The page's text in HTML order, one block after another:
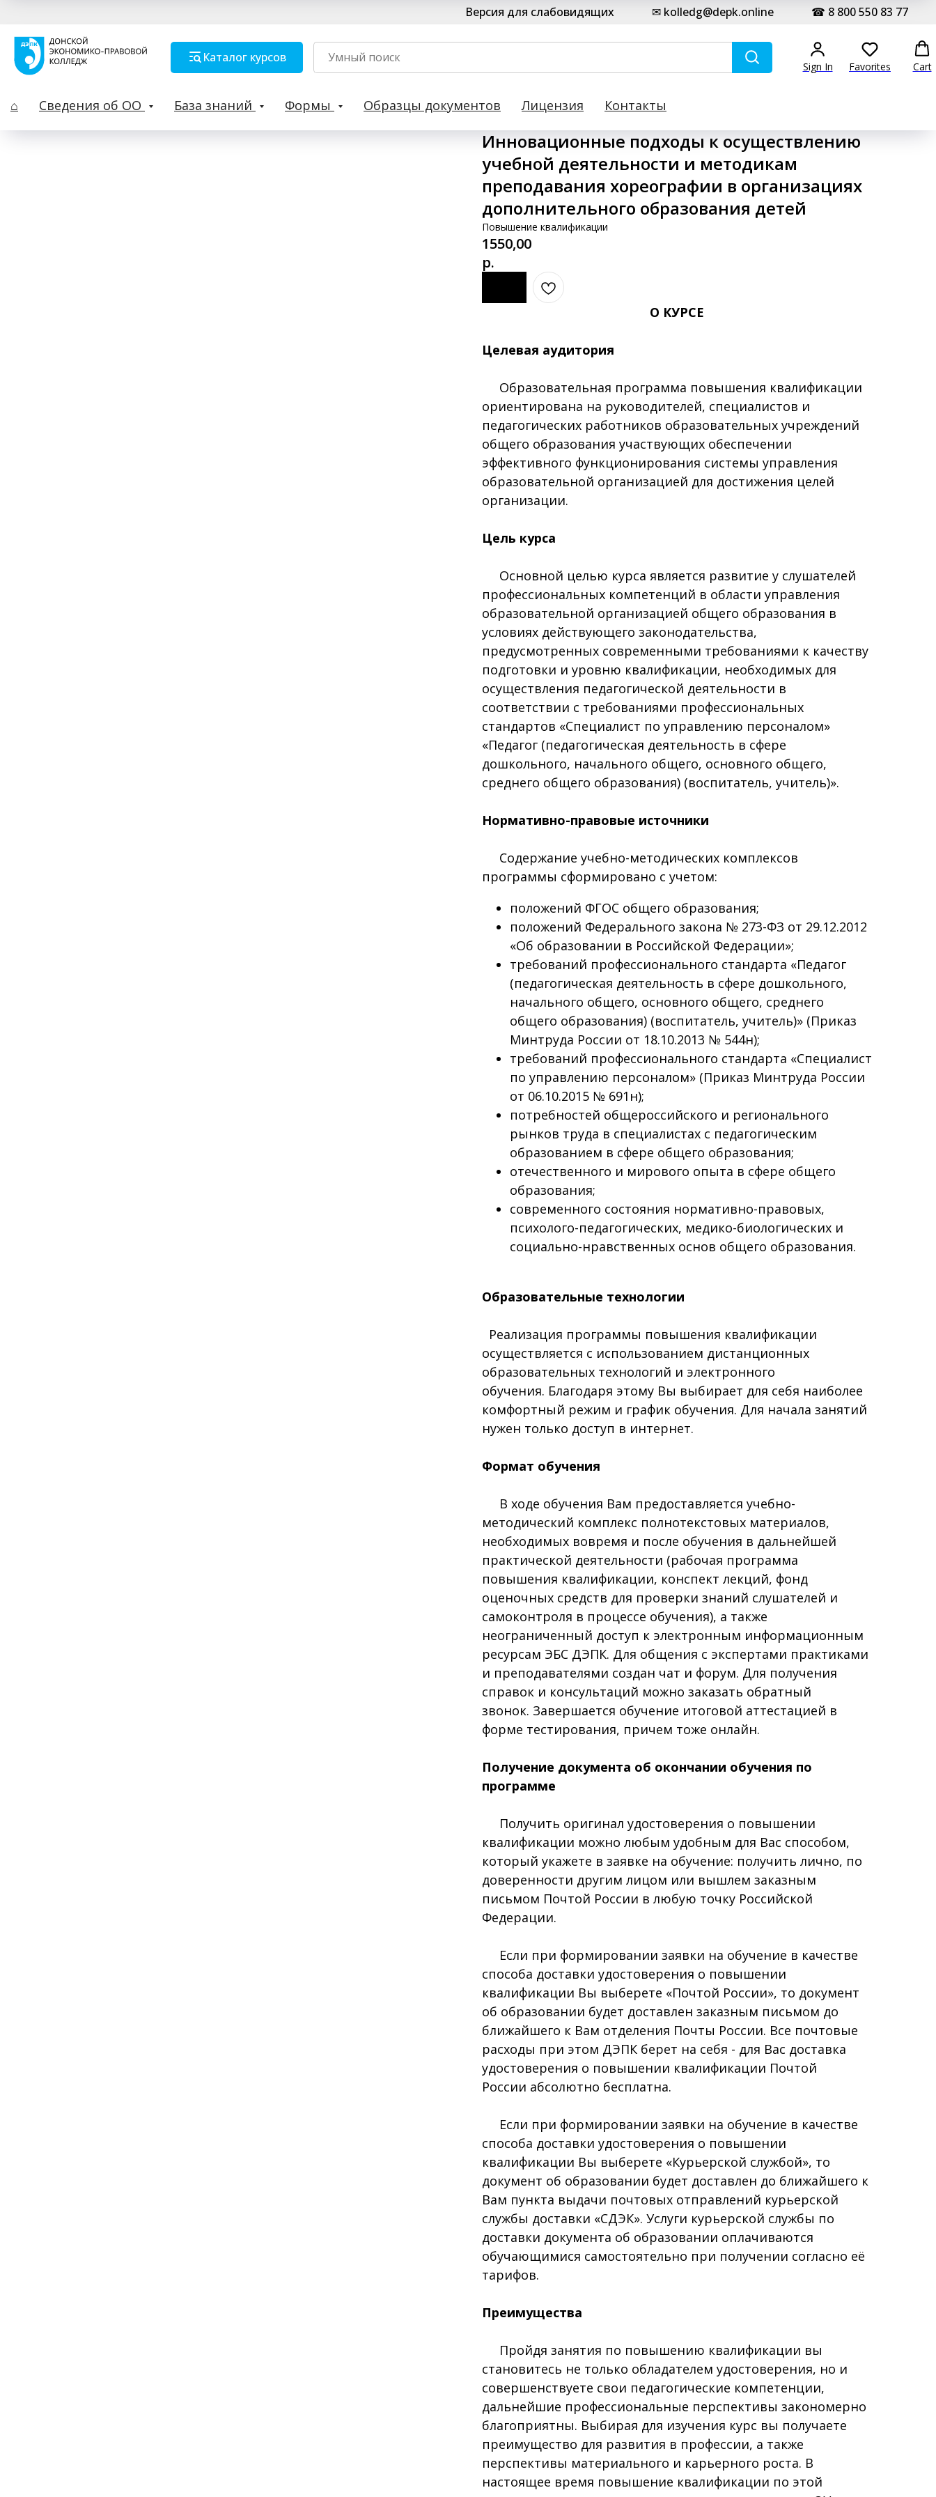
Версия для слабовидящих ✉ kolledg@depk.online ☎ 8 800 550 83 77
Каталог курсов
Sign In Favorites Cart
⌂ Сведения об ОО База знаний Формы Образцы документов Лицензия Контакты
Инновационные подходы к осуществлению
учебной деятельности и методикам
преподавания хореографии в организациях
дополнительного образования детей
Повышение квалификации
1550,00
р.
О КУРСЕ
Целевая аудитория
Образовательная программа повышения квалификации
ориентирована на руководителей, специалистов и
педагогических работников образовательных учреждений
общего образования участвующих обеспечении
эффективного функционирования системы управления
образовательной организацией для достижения целей
организации.
Цель курса
Основной целью курса является развитие у слушателей
профессиональных компетенций в области управления
образовательной организацией общего образования в
условиях действующего законодательства,
предусмотренных современными требованиями к качеству
подготовки и уровню квалификации, необходимых для
осуществления педагогической деятельности в
соответствии с требованиями профессиональных
стандартов «Специалист по управлению персоналом»
«Педагог (педагогическая деятельность в сфере
дошкольного, начального общего, основного общего,
среднего общего образования) (воспитатель, учитель)».
Нормативно-правовые источники
Содержание учебно-методических комплексов
программы сформировано с учетом:
положений ФГОС общего образования;
положений Федерального закона № 273-ФЗ от 29.12.2012
«Об образовании в Российской Федерации»;
требований профессионального стандарта «Педагог
(педагогическая деятельность в сфере дошкольного,
начального общего, основного общего, среднего
общего образования) (воспитатель, учитель)» (Приказ
Минтруда России от 18.10.2013 № 544н);
требований профессионального стандарта «Специалист
по управлению персоналом» (Приказ Минтруда России
от 06.10.2015 № 691н);
потребностей общероссийского и регионального
рынков труда в специалистах с педагогическим
образованием в сфере общего образования;
отечественного и мирового опыта в сфере общего
образования;
современного состояния нормативно-правовых,
психолого-педагогических, медико-биологических и
социально-нравственных основ общего образования.
Образовательные технологии
Реализация программы повышения квалификации
осуществляется с использованием дистанционных
образовательных технологий и электронного
обучения. Благодаря этому Вы выбирает для себя наиболее
комфортный режим и график обучения. Для начала занятий
нужен только доступ в интернет.
Формат обучения
В ходе обучения Вам предоставляется учебно-
методический комплекс полнотекстовых материалов,
необходимых вовремя и после обучения в дальнейшей
практической деятельности (рабочая программа
повышения квалификации, конспект лекций, фонд
оценочных средств для проверки знаний слушателей и
самоконтроля в процессе обучения), а также
неограниченный доступ к электронным информационным
ресурсам ЭБС ДЭПК. Для общения с экспертами практиками
и преподавателями создан чат и форум. Для получения
справок и консультаций можно заказать обратный
звонок. Завершается обучение итоговой аттестацией в
форме тестирования, причем тоже онлайн.
Получение документа об окончании обучения по
программе
Получить оригинал удостоверения о повышении
квалификации можно любым удобным для Вас способом,
который укажете в заявке на обучение: получить лично, по
доверенности другим лицом или вышлем заказным
письмом Почтой России в любую точку Российской
Федерации.
Если при формировании заявки на обучение в качестве
способа доставки удостоверения о повышении
квалификации Вы выберете «Почтой России», то документ
об образовании будет доставлен заказным письмом до
ближайшего к Вам отделения Почты России. Все почтовые
расходы при этом ДЭПК берет на себя - для Вас доставка
удостоверения о повышении квалификации Почтой
России абсолютно бесплатна.
Если при формировании заявки на обучение в качестве
способа доставки удостоверения о повышении
квалификации Вы выберете «Курьерской службой», то
документ об образовании будет доставлен до ближайшего к
Вам пункта выдачи почтовых отправлений курьерской
службы доставки «СДЭК». Услуги курьерской службы по
доставки документа об образовании оплачиваются
обучающимися самостоятельно при получении согласно её
тарифов.
Преимущества
Пройдя занятия по повышению квалификации вы
становитесь не только обладателем удостоверения, но и
совершенствуете свои педагогические компетенции,
дальнейшие профессиональные перспективы закономерно
благоприятны. Выбирая для изучения курс вы получаете
преимущество для развития в профессии, а также
перспективы материального и карьерного роста. В
настоящее время повышение квалификации по этой